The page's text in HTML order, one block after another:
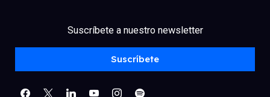
Suscríbete a nuestro newsletter
Suscríbete
linkedinyoutubeinstagram
spotify